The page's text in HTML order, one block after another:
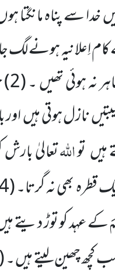
خدا سے پناہ مانگتا
اِعلانیہ ہونے لگ
نہ ہوئی تھیں ۔ (2
)
نازل ہوتی ہیں
ہیںتواللّٰہتعالیٰ
قطرہ بھی نہ گرتا۔ (
کے عہد کو توڑ دیتے
کچھ چھین لیتے ہیں ۔ (